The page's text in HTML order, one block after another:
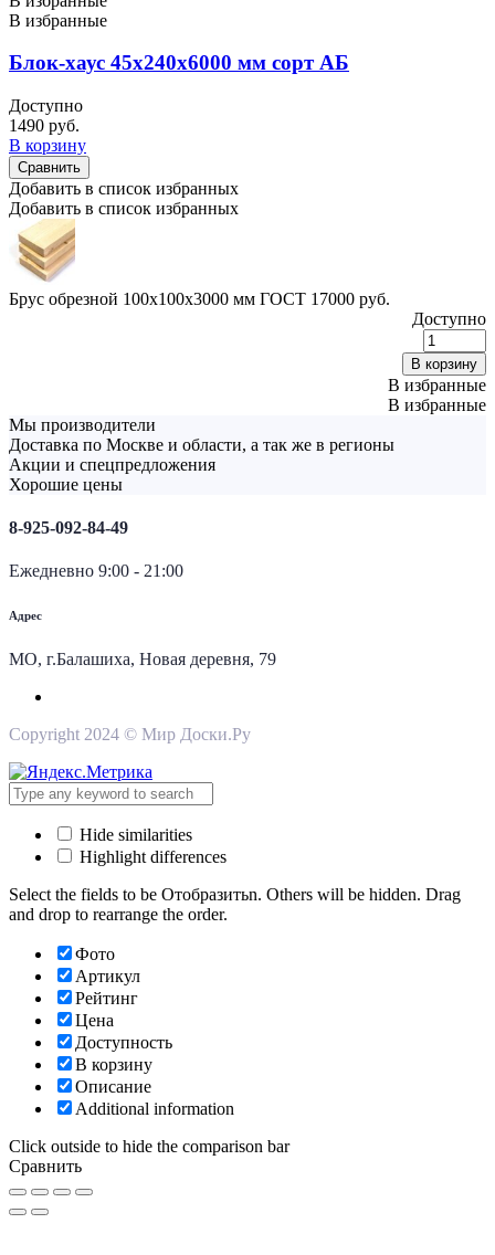
В избранные
Блок-хаус 45х240х6000 мм сорт АБ
Доступно
1490 руб.
В корзину
Сравнить
Добавить в список избранных
Добавить в список избранных
Брус обрезной 100х100х3000 мм ГОСТ 17000 руб.
Доступно
В корзину
В избранные
В избранные
Мы производители
Доставка по Москве и области, а так же в регионы
Акции и спецпредложения
Хорошие цены
8-925-092-84-49
Ежедневно 9:00 - 21:00
Адрес
МО, г.Балашиха, Новая деревня, 79
Copyright 2024 © Мир Доски.Ру
Hide similarities
Highlight differences
Select the fields to be Отобразитьn. Others will be hidden. Drag
and drop to rearrange the order.
Фото
Артикул
Рейтинг
Цена
Доступность
В корзину
Описание
Additional information
Click outside to hide the comparison bar
Сравнить